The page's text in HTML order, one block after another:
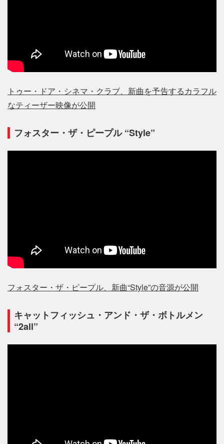
トゥー・ドア・シネマ・クラブ、新曲を予告するカラフル
なティーザー映像が公開
フォスター・ザ・ピープル “Style”
フォスター・ザ・ピープル、新曲“Style”の音源が公開
キャットフィッシュ・アンド・ザ・ボトルメン
“2all”